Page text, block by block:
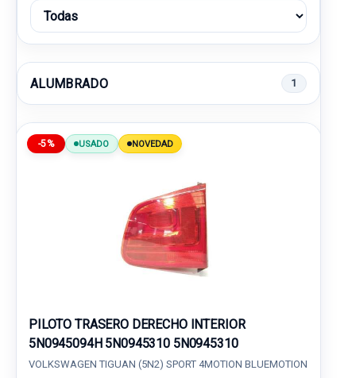
ALUMBRADO 1
-5% USADO NOVEDAD
PILOTO TRASERO DERECHO INTERIOR
5N0945094H 5N0945310 5N0945310
VOLKSWAGEN TIGUAN (5N2) SPORT 4MOTION BLUEMOTION